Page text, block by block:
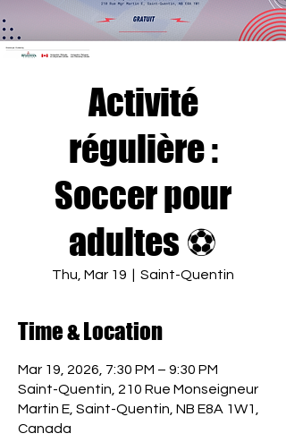
Activité
régulière :
Soccer pour
adultes ⚽
Thu, Mar 19 Saint-Quentin
Time & Location
Mar 19, 2026, 7:30 PM – 9:30 PM
Saint-Quentin, 210 Rue Monseigneur
Martin E, Saint-Quentin, NB E8A 1W1,
Canada